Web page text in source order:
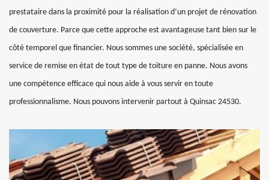
prestataire dans la proximité pour la réalisation d’un projet de rénovation
de couverture. Parce que cette approche est avantageuse tant bien sur le
côté temporel que financier. Nous sommes une société, spécialisée en
service de remise en état de tout type de toiture en panne. Nous avons
une compétence efficace qui nous aide à vous servir en toute
professionnalisme. Nous pouvons intervenir partout à Quinsac 24530.